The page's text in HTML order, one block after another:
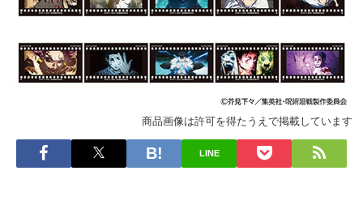
商品画像は許可を得たうえで掲載しています
LINE